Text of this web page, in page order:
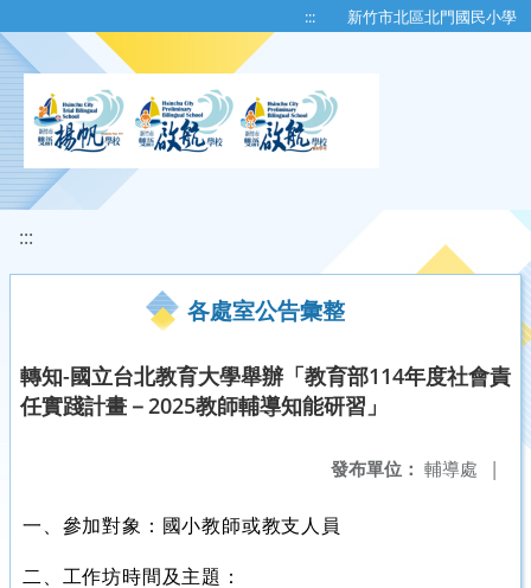
::: 新竹市北區北門國民小學
:::
各處室公告彙整
轉知-國立台北教育大學舉辦「教育部114年度社會責
任實踐計畫－2025教師輔導知能研習」
發布單位： 輔導處 |
一、參加對象：國小教師或教支人員
二、工作坊時間及主題：